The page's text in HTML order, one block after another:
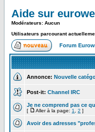
Aide sur
Modérateurs: Aucun
Utilisateurs parcourant
Forum
Annonce: Nouvelle
Post-it: Channel IRC
Je ne comprend pas ce
[ Aller à la page: 1 2 ]
Avoir des adresses